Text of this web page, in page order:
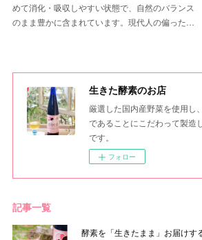
めて消化・吸収しやすい状態で、自然のバランス
のまま豊かに含まれています。現代人の偏った…
生きた酵素のお店
厳選した国内産野菜を使用し
であることにこだわって製造
です。
フォロー
記事一覧
酵素を「生きたまま」お届けす